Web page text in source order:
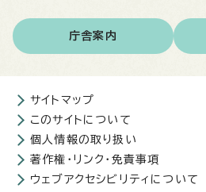
庁舎案内
サイトマップ
このサイトについて
個人情報の取り扱い
著作権・リンク・免責事項
ウェブアクセシビリティについて